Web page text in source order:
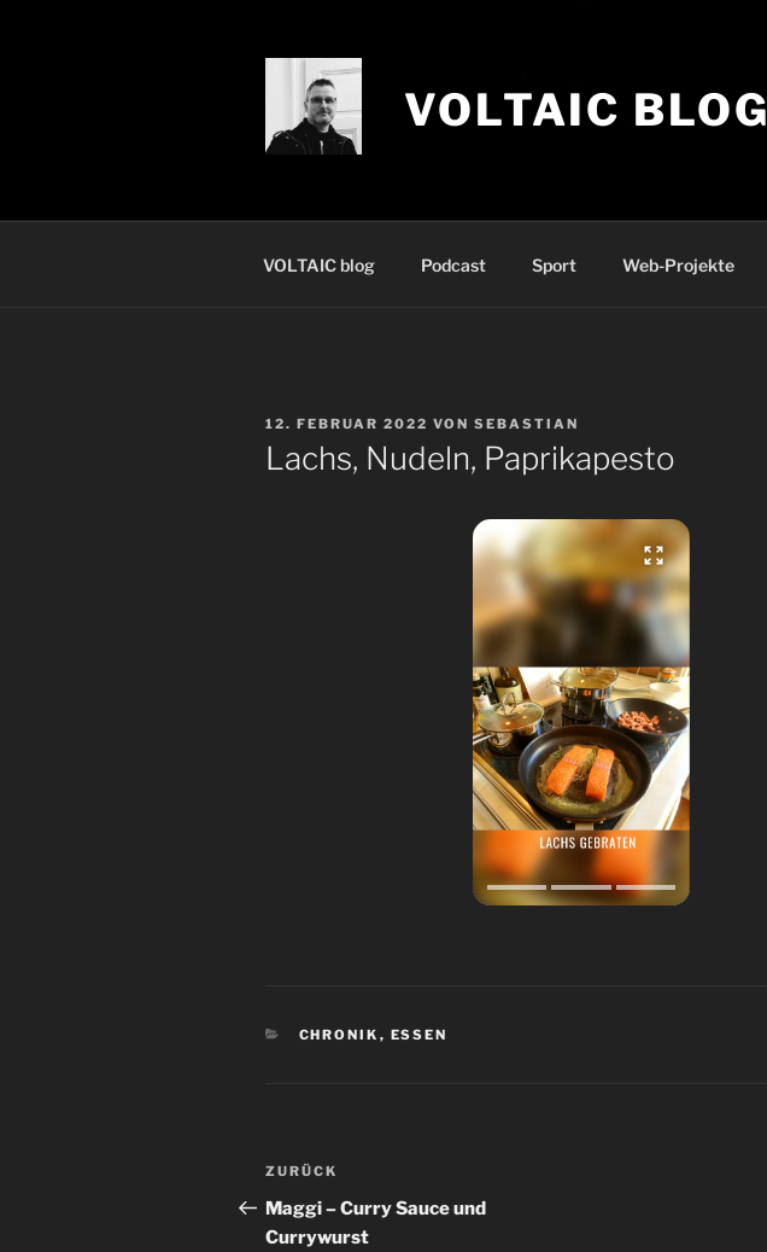
VOLTAIC BLOG
VOLTAIC blog Podcast Sport Web-Projekte
VERÖFFENTLICHT
AM
12. FEBRUAR 2022 VON SEBASTIAN
Lachs, Nudeln, Paprikapesto
KATEGORIEN
CHRONIK , ESSEN
Beitrags-
Navigation
Vorheriger
Beitrag
ZURÜCK
Maggi – Curry Sauce und
Currywurst